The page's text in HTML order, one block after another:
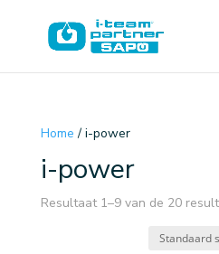
Home / i-power
i-power
Resultaat 1–9 van de 20